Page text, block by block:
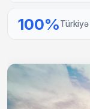
100%